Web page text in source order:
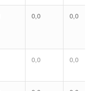
0,0 0,0
0,0 0,0